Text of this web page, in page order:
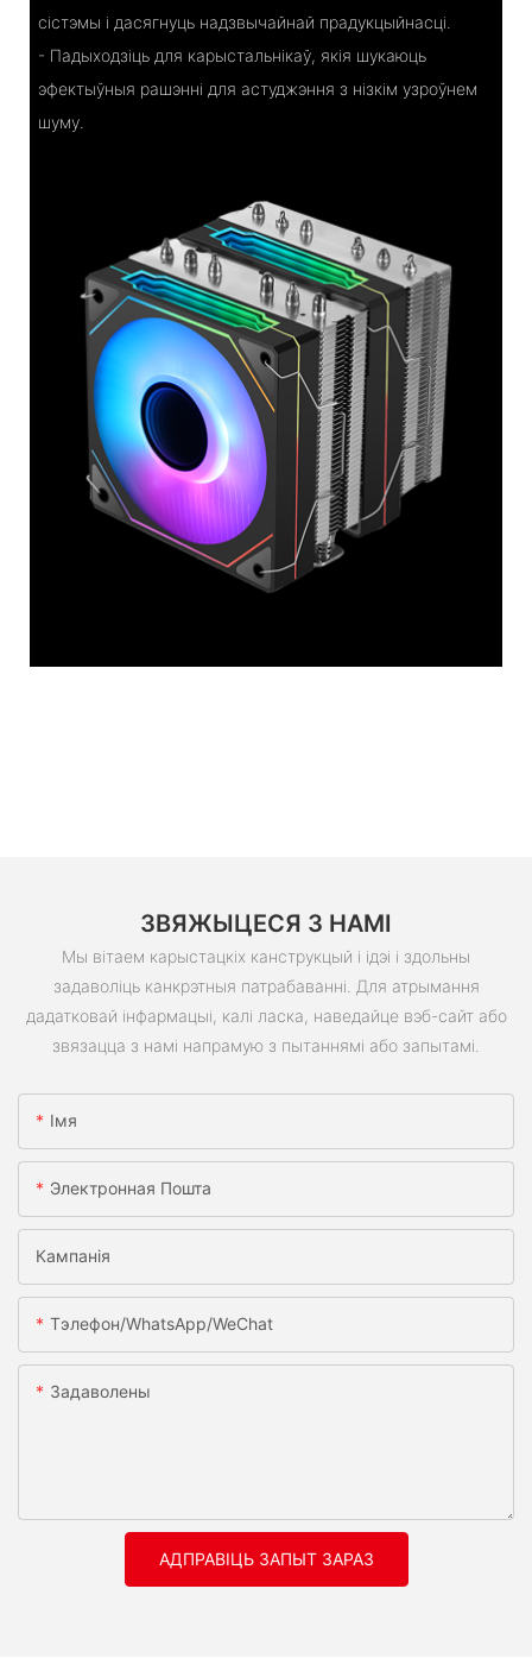
сістэмы і дасягнуць надзвычайнай прадукцыйнасці.
- Падыходзіць для карыстальнікаў, якія шукаюць
эфектыўныя рашэнні для астуджэння з нізкім узроўнем
шуму.
ЗВЯЖЫЦЕСЯ З НАМІ
Мы вітаем карыстацкіх канструкцый і ідэі і здольны
задаволіць канкрэтныя патрабаванні. Для атрымання
дадатковай інфармацыі, калі ласка, наведайце вэб-сайт або
звязацца з намі напрамую з пытаннямі або запытамі.
Імя
Электронная Пошта
Кампанія
Тэлефон/WhatsApp/WeChat
Задаволены
АДПРАВІЦЬ ЗАПЫТ ЗАРАЗ